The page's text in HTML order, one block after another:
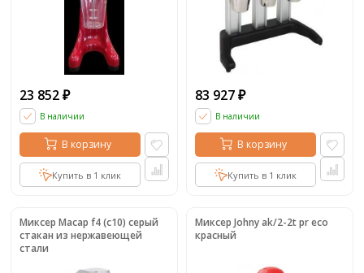
23 852 ₽
В наличии
В корзину
Купить в 1 клик
83 927 ₽
В наличии
В корзину
Купить в 1 клик
Миксер Macap f4 (c10) серый
стакан из нержавеющей
стали
Миксер Johny ak/2-2t pr eco
красный